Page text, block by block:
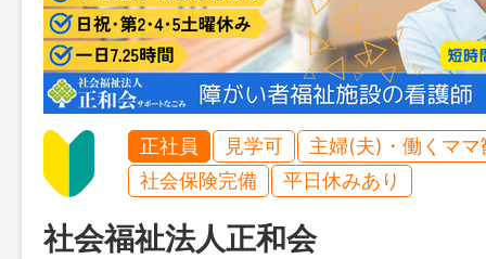
正社員 見学可
主婦(夫)・働くママ
社会保険完備
平日休みあり
社会福祉法人正和会